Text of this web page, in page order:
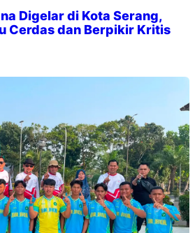
Digelar di Kota Serang,
Cerdas dan Berpikir Kritis